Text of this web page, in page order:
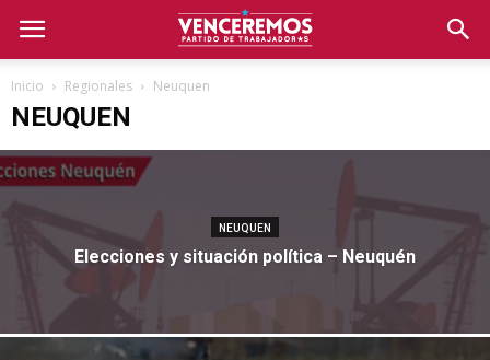
Inicio Regionales Neuquen
NEUQUEN
NEUQUEN
Elecciones y situación política – Neuquén